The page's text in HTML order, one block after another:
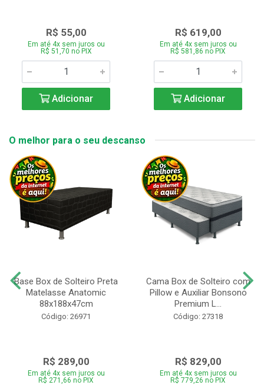
R$ 55,00
Em até 4x sem juros ou
R$ 51,70 no PIX
Adicionar
R$ 619,00
Em até 4x sem juros ou
R$ 581,86 no PIX
Adicionar
O melhor para o seu descanso
Base Box de Solteiro Preta
Matelasse Anatomic
88x188x47cm
Código: 26971
R$ 289,00
Em até 4x sem juros ou
R$ 271,66 no PIX
Cama Box de Solteiro com
Pillow e Auxiliar Bonsono
Premium L...
Código: 27318
R$ 829,00
Em até 4x sem juros ou
R$ 779,26 no PIX